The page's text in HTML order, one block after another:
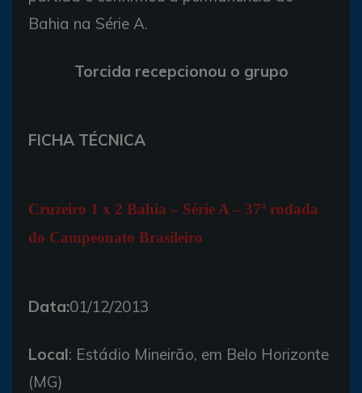
Bahia na Série A.
Torcida recepcionou o grupo
FICHA TÉCNICA
Cruzeiro 1 x 2 Bahia – Série A – 37ª rodada
do Campeonato Brasileiro
Data:01/12/2013
Local: Estádio Mineirão, em Belo Horizonte
(MG)